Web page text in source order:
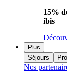
15%
ibis
Plus
Séjours
Nos